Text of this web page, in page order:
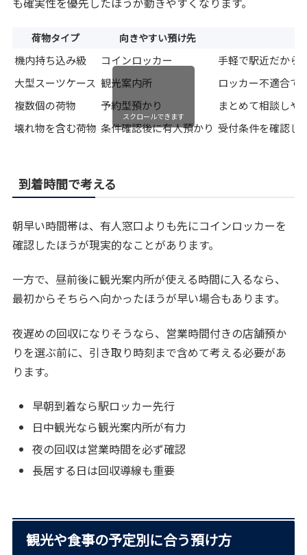
荷物タイプ 向きやすい預け先
機内持ち込み級 コインロッカー
手軽で駅近だから
大型スーツケース 観光案内所
ロッカー不適合で
複数個の荷物
予約型預かり
まとめて相談しや
壊れ物を含む荷物 条件確認後に有人預かり 受付条件を確認し
スクロールできます
到着時間で考える
朝早い時間帯は、有人窓口よりも先にコインロッカーを
確認したほうが現実的なことがあります。
一方で、昼前後に観光案内所が使える時間に入るなら、
最初からそちらへ向かったほうが早い場合もあります。
夜遅めの回収になりそうなら、営業時間付きの店舗預か
りを選ぶ前に、引き取り時刻まで含めて考える必要があ
ります。
早朝到着なら駅ロッカー先行
日中観光なら観光案内所が有力
夜の回収は営業時間を必ず確認
長居する日は回収導線も重要
観光や食事の予定別に合う預け方